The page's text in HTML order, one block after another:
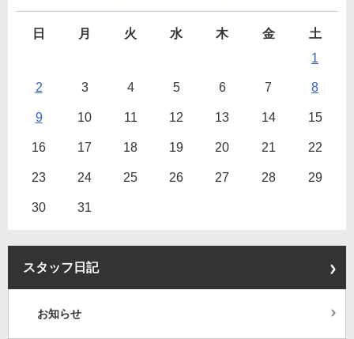
日 月 火 水 木 金
土
1
2 3 4 5 6 7 8
9 10 11 12 13 14 15
16 17 18 19 20 21 22
23 24 25 26 27 28 29
30 31
スタッフ日記
お知らせ